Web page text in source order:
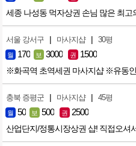
세종 나성동 먹자상권 손님 많은 최고
서울 강서구 | 마사지샵 | 30평
월 170 보 3000 권 1500
※화곡역 초역세권 마사지샵 ※유동
충북 증평군 | 마사지샵 | 45평
월 50 보 500 권 2500
산업단지/정통시장상권 샵! 직접오셔